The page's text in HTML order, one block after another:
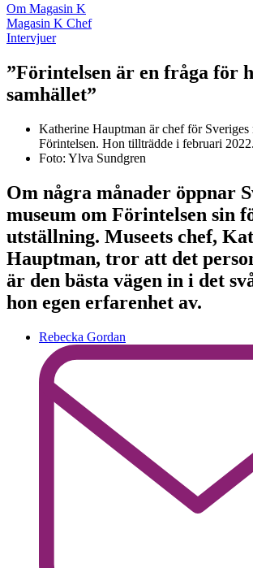
Om Magasin K
Magasin K Chef
Intervjuer
”Förintelsen är en fråga för
samhället”
Katherine Hauptman är chef för Sveriges
Förintelsen. Hon tillträdde i februari 2022.
Foto: Ylva Sundgren
Om några månader öppnar
museum om Förintelsen sin
utställning. Museets chef,
Hauptman, tror att det
är den bästa vägen in i det
hon egen erfarenhet av.
Rebecka Gordan